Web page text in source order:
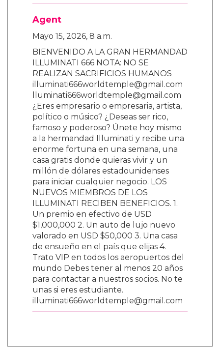
Agent
Mayo 15, 2026, 8 a.m.
BIENVENIDO A LA GRAN HERMANDAD
ILLUMINATI 666 NOTA: NO SE
REALIZAN SACRIFICIOS HUMANOS
illuminati666worldtemple@gmail.com
lluminati666worldtemple@gmail.com
¿Eres empresario o empresaria, artista,
político o músico? ¿Deseas ser rico,
famoso y poderoso? Únete hoy mismo
a la hermandad Illuminati y recibe una
enorme fortuna en una semana, una
casa gratis donde quieras vivir y un
millón de dólares estadounidenses
para iniciar cualquier negocio. LOS
NUEVOS MIEMBROS DE LOS
ILLUMINATI RECIBEN BENEFICIOS. 1.
Un premio en efectivo de USD
$1,000,000 2. Un auto de lujo nuevo
valorado en USD $50,000 3. Una casa
de ensueño en el país que elijas 4.
Trato VIP en todos los aeropuertos del
mundo Debes tener al menos 20 años
para contactar a nuestros socios. No te
unas si eres estudiante.
illuminati666worldtemple@gmail.com